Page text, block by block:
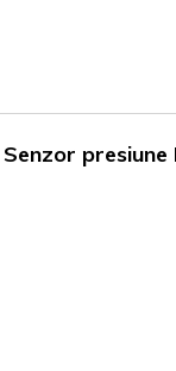
Senzor presiune